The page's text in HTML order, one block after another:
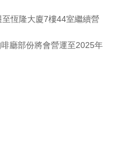
恆隆大廈7樓44室繼續營
廳部份將會營運至2025年